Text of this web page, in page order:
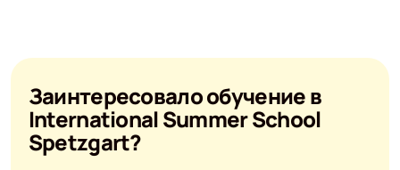
Заинтересовало обучение в
International Summer School
Spetzgart?